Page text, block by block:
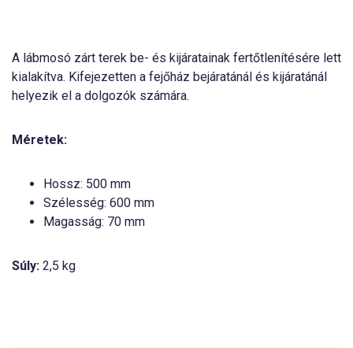
A lábmosó zárt terek be- és kijáratainak fertőtlenítésére lett
kialakítva. Kifejezetten a fejőház bejáratánál és kijáratánál
helyezik el a dolgozók számára.
Méretek:
Hossz: 500 mm
Szélesség: 600 mm
Magasság: 70 mm
Súly: 2,5 kg